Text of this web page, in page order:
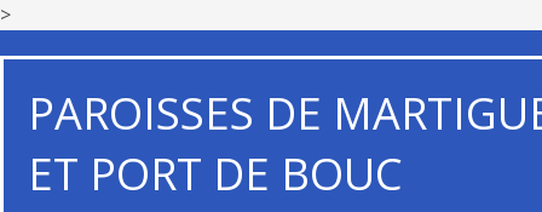
>
PAROISSES DE
ET PORT DE BOUC